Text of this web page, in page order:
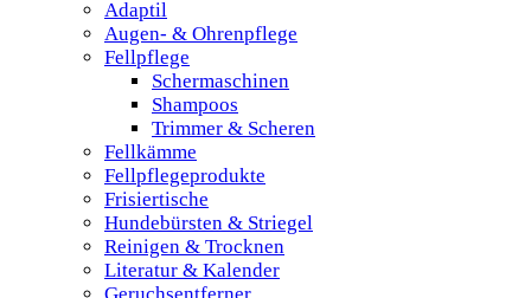
Adaptil
Augen- & Ohrenpflege
Fellpflege
Schermaschinen
Shampoos
Trimmer & Scheren
Fellkämme
Fellpflegeprodukte
Frisiertische
Hundebürsten & Striegel
Reinigen & Trocknen
Literatur & Kalender
Geruchsentferner